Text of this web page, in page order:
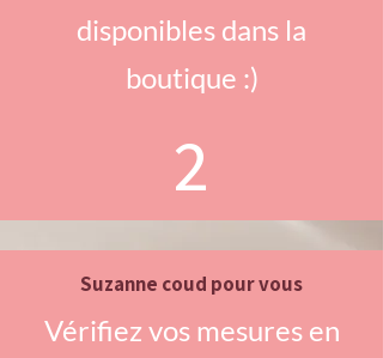
disponibles dans la
boutique :)
2
Suzanne coud pour vous
Vérifiez vos mesures en